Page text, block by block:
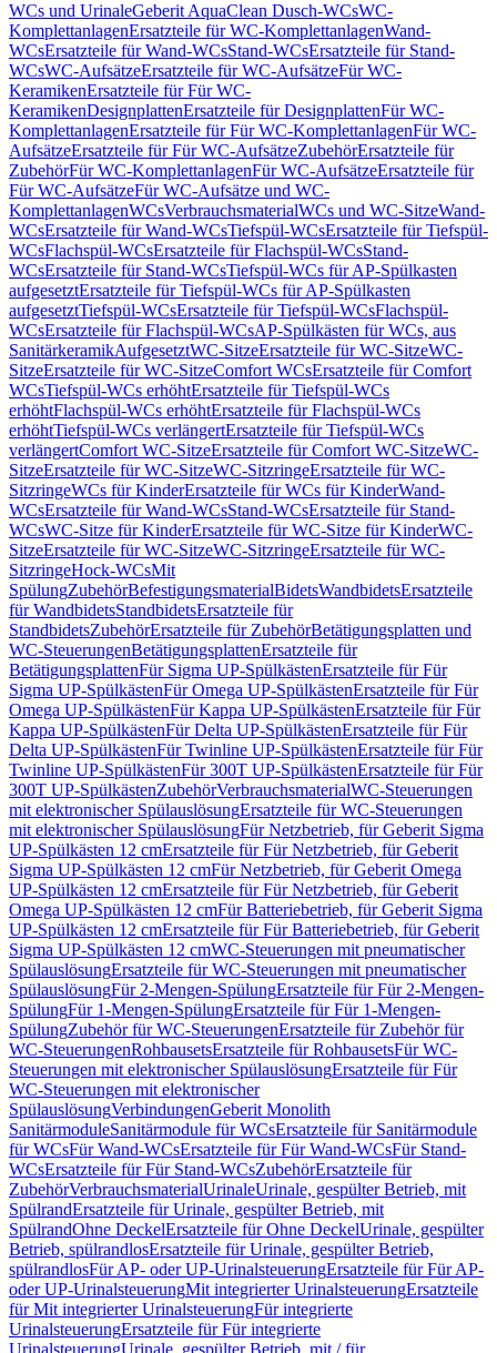
WCs und UrinaleGeberit AquaClean Dusch-WCsWC-
KomplettanlagenErsatzteile für WC-KomplettanlagenWand-
WCsErsatzteile für Wand-WCsStand-WCsErsatzteile für Stand-
WCsWC-AufsätzeErsatzteile für WC-AufsätzeFür WC-
KeramikenErsatzteile für Für WC-
KeramikenDesignplattenErsatzteile für DesignplattenFür WC-
KomplettanlagenErsatzteile für Für WC-KomplettanlagenFür WC-
AufsätzeErsatzteile für Für WC-AufsätzeZubehörErsatzteile für
ZubehörFür WC-KomplettanlagenFür WC-AufsätzeErsatzteile für
Für WC-AufsätzeFür WC-Aufsätze und WC-
KomplettanlagenWCsVerbrauchsmaterialWCs und WC-SitzeWand-
WCsErsatzteile für Wand-WCsTiefspül-WCsErsatzteile für Tiefspül-
WCsFlachspül-WCsErsatzteile für Flachspül-WCsStand-
WCsErsatzteile für Stand-WCsTiefspül-WCs für AP-Spülkasten
aufgesetztErsatzteile für Tiefspül-WCs für AP-Spülkasten
aufgesetztTiefspül-WCsErsatzteile für Tiefspül-WCsFlachspül-
WCsErsatzteile für Flachspül-WCsAP-Spülkästen für WCs, aus
SanitärkeramikAufgesetztWC-SitzeErsatzteile für WC-SitzeWC-
SitzeErsatzteile für WC-SitzeComfort WCsErsatzteile für Comfort
WCsTiefspül-WCs erhöhtErsatzteile für Tiefspül-WCs
erhöhtFlachspül-WCs erhöhtErsatzteile für Flachspül-WCs
erhöhtTiefspül-WCs verlängertErsatzteile für Tiefspül-WCs
verlängertComfort WC-SitzeErsatzteile für Comfort WC-SitzeWC-
SitzeErsatzteile für WC-SitzeWC-SitzringeErsatzteile für WC-
SitzringeWCs für KinderErsatzteile für WCs für KinderWand-
WCsErsatzteile für Wand-WCsStand-WCsErsatzteile für Stand-
WCsWC-Sitze für KinderErsatzteile für WC-Sitze für KinderWC-
SitzeErsatzteile für WC-SitzeWC-SitzringeErsatzteile für WC-
SitzringeHock-WCsMit
SpülungZubehörBefestigungsmaterialBidetsWandbidetsErsatzteile
für WandbidetsStandbidetsErsatzteile für
StandbidetsZubehörErsatzteile für ZubehörBetätigungsplatten und
WC-SteuerungenBetätigungsplattenErsatzteile für
BetätigungsplattenFür Sigma UP-SpülkästenErsatzteile für Für
Sigma UP-SpülkästenFür Omega UP-SpülkästenErsatzteile für Für
Omega UP-SpülkästenFür Kappa UP-SpülkästenErsatzteile für Für
Kappa UP-SpülkästenFür Delta UP-SpülkästenErsatzteile für Für
Delta UP-SpülkästenFür Twinline UP-SpülkästenErsatzteile für Für
Twinline UP-SpülkästenFür 300T UP-SpülkästenErsatzteile für Für
300T UP-SpülkästenZubehörVerbrauchsmaterialWC-Steuerungen
mit elektronischer SpülauslösungErsatzteile für WC-Steuerungen
mit elektronischer SpülauslösungFür Netzbetrieb, für Geberit Sigma
UP-Spülkästen 12 cmErsatzteile für Für Netzbetrieb, für Geberit
Sigma UP-Spülkästen 12 cmFür Netzbetrieb, für Geberit Omega
UP-Spülkästen 12 cmErsatzteile für Für Netzbetrieb, für Geberit
Omega UP-Spülkästen 12 cmFür Batteriebetrieb, für Geberit Sigma
UP-Spülkästen 12 cmErsatzteile für Für Batteriebetrieb, für Geberit
Sigma UP-Spülkästen 12 cmWC-Steuerungen mit pneumatischer
SpülauslösungErsatzteile für WC-Steuerungen mit pneumatischer
SpülauslösungFür 2-Mengen-SpülungErsatzteile für Für 2-Mengen-
SpülungFür 1-Mengen-SpülungErsatzteile für Für 1-Mengen-
SpülungZubehör für WC-SteuerungenErsatzteile für Zubehör für
WC-SteuerungenRohbausetsErsatzteile für RohbausetsFür WC-
Steuerungen mit elektronischer SpülauslösungErsatzteile für Für
WC-Steuerungen mit elektronischer
SpülauslösungVerbindungenGeberit Monolith
SanitärmoduleSanitärmodule für WCsErsatzteile für Sanitärmodule
für WCsFür Wand-WCsErsatzteile für Für Wand-WCsFür Stand-
WCsErsatzteile für Für Stand-WCsZubehörErsatzteile für
ZubehörVerbrauchsmaterialUrinaleUrinale, gespülter Betrieb, mit
SpülrandErsatzteile für Urinale, gespülter Betrieb, mit
SpülrandOhne DeckelErsatzteile für Ohne DeckelUrinale, gespülter
Betrieb, spülrandlosErsatzteile für Urinale, gespülter Betrieb,
spülrandlosFür AP- oder UP-UrinalsteuerungErsatzteile für Für AP-
oder UP-UrinalsteuerungMit integrierter UrinalsteuerungErsatzteile
für Mit integrierter UrinalsteuerungFür integrierte
UrinalsteuerungErsatzteile für Für integrierte
UrinalsteuerungUrinale, gespülter Betrieb, mit / für